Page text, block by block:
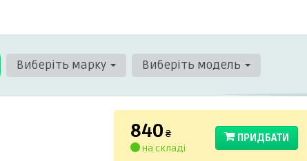
Виберіть марку Виберіть модель
840 ₴
на складі
ПРИДБАТИ